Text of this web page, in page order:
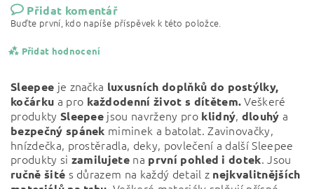
Přidat komentář
Buďte první, kdo napíše příspěvek k této položce.
Přidat hodnocení
Sleepee je značka luxusních doplňků do postýlky,
kočárku a pro každodenní život s dítětem.Veškeré
produkty Sleepee jsou navrženy pro klidný, dlouhý a
bezpečný spánek miminek a batolat. Zavinovačky,
hnízdečka, prostěradla, deky, povlečení a další Sleepee
produkty si zamilujete na první pohled i dotek. Jsou
ručně šité s důrazem na každý detail z nejkvalitnějších